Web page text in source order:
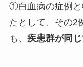
①白血病の症例
たとして、その2
も、 疾患群が同